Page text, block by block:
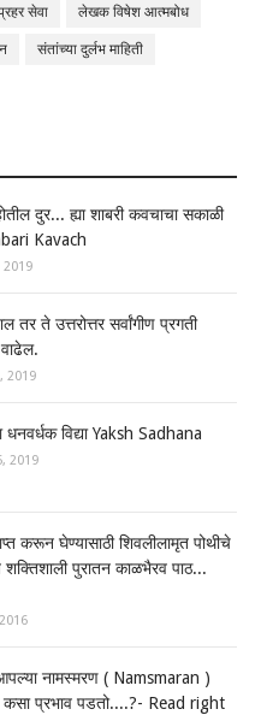
सेवा लेखक विषेश आत्मबोध
संतांच्या दुर्लभ माहिती
दुर... ह्या शाबरी कवचाचा सकाळी
Kavach
2019
तर ते उत्तरोत्तर सर्वांगीण प्रगती
2019
धनवर्धक विद्या Yaksh Sadhana
2019
करून घेण्यासाठी शिवलीलामृत पोथीचे
पुरातन काळभैरव पाठ...
नामस्मरण ( Namsmaran )
कसा प्रभाव पडतो....?- Read right